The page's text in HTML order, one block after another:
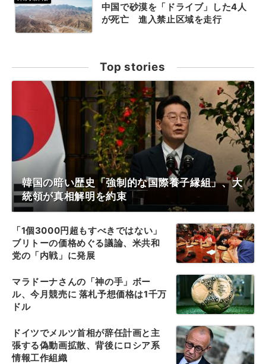
中国で砂漠を「ドライブ」した4人
が死亡 進入禁止区域を走行
Top stories
韓国の暗い歴史「強制的な国際養子縁組」、大
統領が真相解明を約束
「1個3000円超もすべきではない」
ブリトーの価格めぐる議論、米共和
党の「内戦」に発展
マラドーナさんの「神の手」ボー
ル、今月競売に 落札予想価格は1千万
ドル
ドイツでメルツ首相が辞任計画と主
張する偽動画拡散、背後にロシア系
情報工作組織